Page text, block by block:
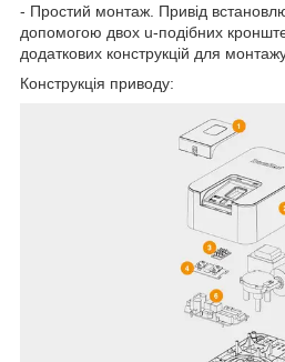
- Простий монтаж. Привід
допомогою двох u-подібних
додаткових конструкцій для
Конструкція приводу: